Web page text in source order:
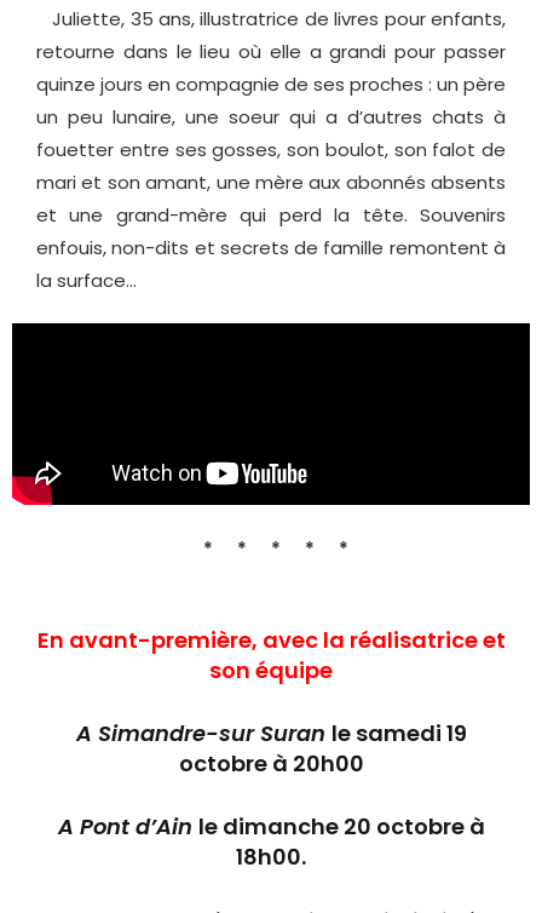
Juliette, 35 ans, illustratrice de livres pour enfants,
retourne dans le lieu où elle a grandi pour passer
quinze jours en compagnie de ses proches : un père
un peu lunaire, une soeur qui a d’autres chats à
fouetter entre ses gosses, son boulot, son falot de
mari et son amant, une mère aux abonnés absents
et une grand-mère qui perd la tête. Souvenirs
enfouis, non-dits et secrets de famille remontent à
la surface…
* * * * *
En avant-première, avec la réalisatrice et
son équipe
A Simandre-sur Suran le samedi 19
octobre à 20h00
A Pont d’Ain le dimanche 20 octobre à
18h00.